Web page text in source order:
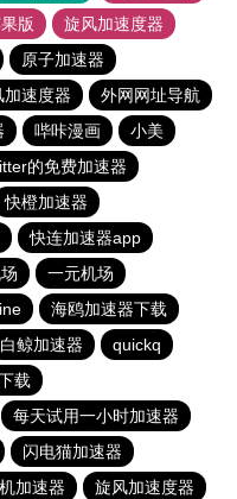
版
旋风加速度器
原子加速器
加速度器
外网网址导航
哔咔漫画
小美
的免费加速器
快橙加速器
快连加速器app
一元机场
海鸥加速器下载
白鲸加速器
quickq
载
每天试用一小时加速器
闪电猫加速器
加速器 旋风加速度器